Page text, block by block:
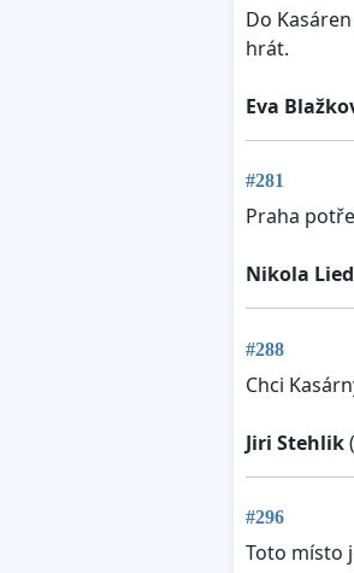
Do
hrát.
Eva
#281
Praha
Nikola
#288
Chci
Jiri Stehlik
#296
Toto místo